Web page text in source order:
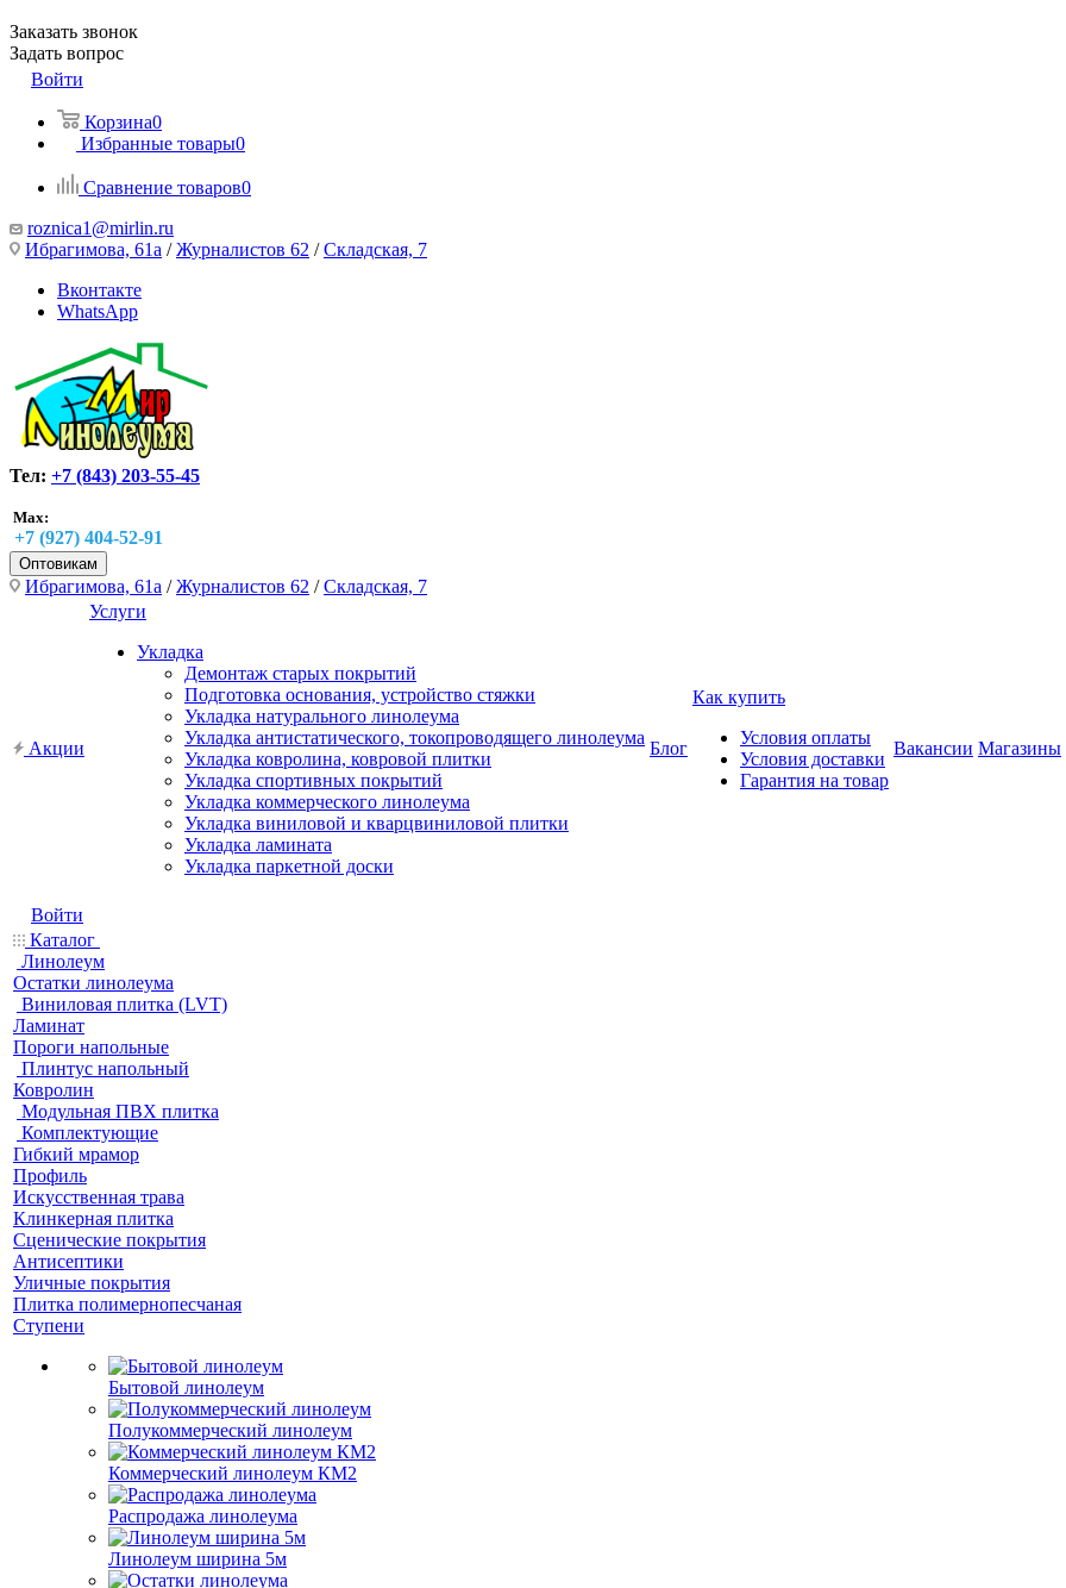
Заказать звонок
Задать вопрос
Войти
Корзина0
Избранные товары0
Сравнение товаров0
roznica1@mirlin.ru
Ибрагимова, 61а /Журналистов 62 /Складская, 7
Вконтакте
WhatsApp
Тел: +7 (843) 203-55-45
Max:
+7 (927) 404-52-91
Оптовикам
Ибрагимова, 61а /Журналистов 62 /Складская, 7
Акции
Услуги
Укладка
Демонтаж старых покрытий
Подготовка основания, устройство стяжки
Укладка натурального линолеума
Укладка антистатического, токопроводящего линолеума
Укладка ковролина, ковровой плитки
Укладка спортивных покрытий
Укладка коммерческого линолеума
Укладка виниловой и кварцвиниловой плитки
Укладка ламината
Укладка паркетной доски
Блог
Как купить
Условия оплаты
Условия доставки
Гарантия на товар
Вакансии Магазины
Войти
Каталог
Линолеум
Остатки линолеума
Виниловая плитка (LVT)
Ламинат
Пороги напольные
Плинтус напольный
Ковролин
Модульная ПВХ плитка
Комплектующие
Гибкий мрамор
Профиль
Искусственная трава
Клинкерная плитка
Сценические покрытия
Антисептики
Уличные покрытия
Плитка полимернопесчаная
Ступени
Бытовой линолеум
Полукоммерческий линолеум
Коммерческий линолеум КМ2
Распродажа линолеума
Линолеум ширина 5м